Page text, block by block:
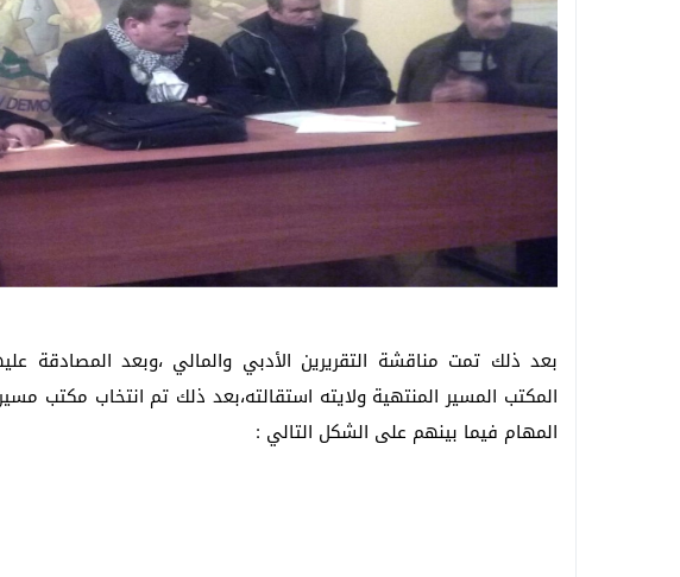
بعد ذلك تمت مناقشة التقريرين الأدبي والمالي ،وبعد المصادقة
المهام فيما بينهم على الشكل التالي :